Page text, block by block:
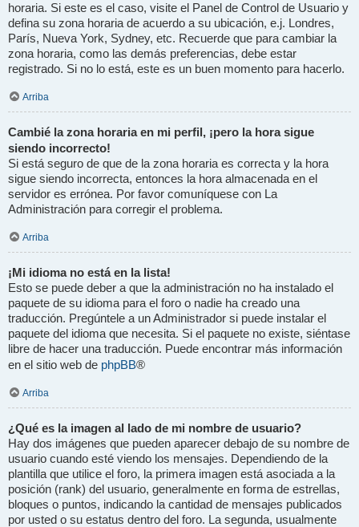
horaria. Si este es el caso, visite el Panel de Control de Usuario y
defina su zona horaria de acuerdo a su ubicación, e.j. Londres,
París, Nueva York, Sydney, etc. Recuerde que para cambiar la
zona horaria, como las demás preferencias, debe estar
registrado. Si no lo está, este es un buen momento para hacerlo.
Arriba
Cambié la zona horaria en mi perfil, ¡pero la hora sigue
siendo incorrecto!
Si está seguro de que de la zona horaria es correcta y la hora
sigue siendo incorrecta, entonces la hora almacenada en el
servidor es errónea. Por favor comuníquese con La
Administración para corregir el problema.
Arriba
¡Mi idioma no está en la lista!
Esto se puede deber a que la administración no ha instalado el
paquete de su idioma para el foro o nadie ha creado una
traducción. Pregúntele a un Administrador si puede instalar el
paquete del idioma que necesita. Si el paquete no existe, siéntase
libre de hacer una traducción. Puede encontrar más información
en el sitio web de phpBB®
Arriba
¿Qué es la imagen al lado de mi nombre de usuario?
Hay dos imágenes que pueden aparecer debajo de su nombre de
usuario cuando esté viendo los mensajes. Dependiendo de la
plantilla que utilice el foro, la primera imagen está asociada a la
posición (rank) del usuario, generalmente en forma de estrellas,
bloques o puntos, indicando la cantidad de mensajes publicados
por usted o su estatus dentro del foro. La segunda, usualmente